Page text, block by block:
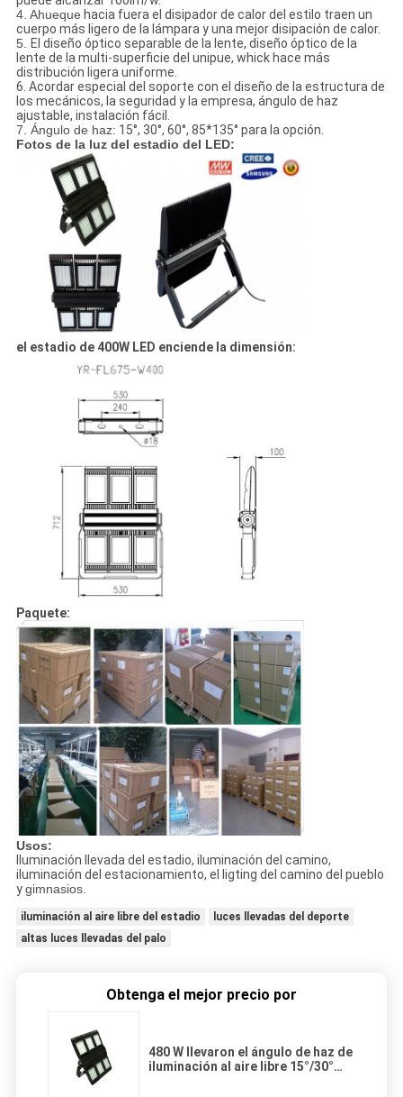
4. Ahueque hacia fuera el disipador de calor del estilo traen un
cuerpo más ligero de la lámpara y una mejor disipación de calor.
5. El diseño óptico separable de la lente, diseño óptico de la
lente de la multi-superficie del unipue, whick hace más
distribución ligera uniforme.
6. Acordar especial del soporte con el diseño de la estructura de
los mecánicos, la seguridad y la empresa, ángulo de haz
ajustable, instalación fácil.
7. Ángulo de haz: 15°, 30°, 60°, 85*135° para la opción.
Fotos de la luz del estadio del LED:
el estadio de 400W LED enciende la dimensión:
Paquete:
Usos:
Iluminación llevada del estadio, iluminación del camino,
iluminación del estacionamiento, el ligting del camino del pueblo
ygimnasios.
iluminación al aire libre del estadio
luces llevadas del deporte
altas luces llevadas del palo
Obtenga el mejor precio por
480 W llevaron el ángulo de haz de
iluminación al aire libre 15°/30°